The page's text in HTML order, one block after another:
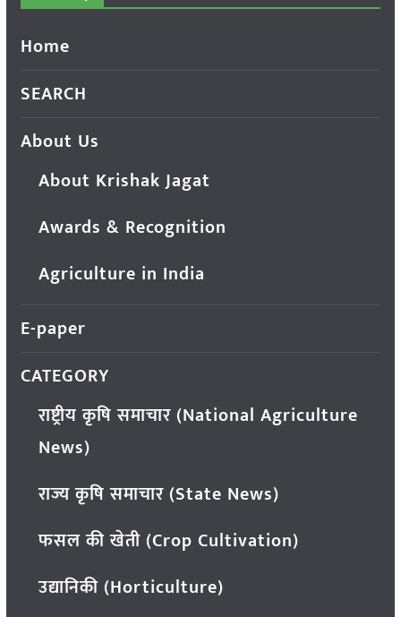
Home
SEARCH
About Us
About Krishak Jagat
Awards & Recognition
Agriculture in India
E-paper
CATEGORY
राष्ट्रीय कृषि समाचार (National Agriculture
News)
राज्य कृषि समाचार (State News)
फसल की खेती (Crop Cultivation)
उद्यानिकी (Horticulture)